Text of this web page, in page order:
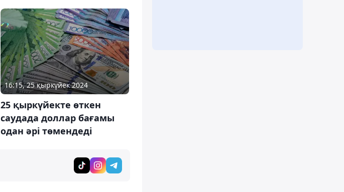
16:15, 25 қыркүйек 2024
25 қыркүйекте өткен
саудада доллар бағамы
одан әрі төмендеді